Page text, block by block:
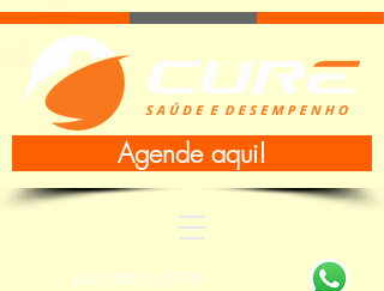
Agende aqui!
(47) 3801-2376